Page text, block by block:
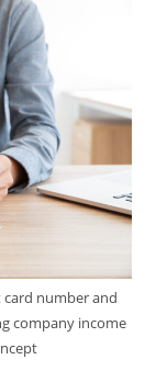
number and
company income